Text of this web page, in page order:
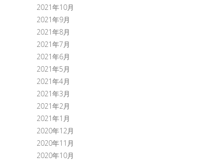
2021年10月
2021年9月
2021年8月
2021年7月
2021年6月
2021年5月
2021年4月
2021年3月
2021年2月
2021年1月
2020年12月
2020年11月
2020年10月